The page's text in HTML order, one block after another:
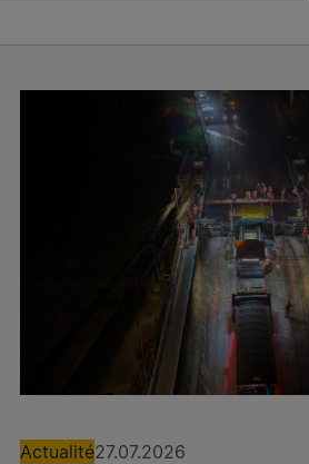
Actualité27.07.2026